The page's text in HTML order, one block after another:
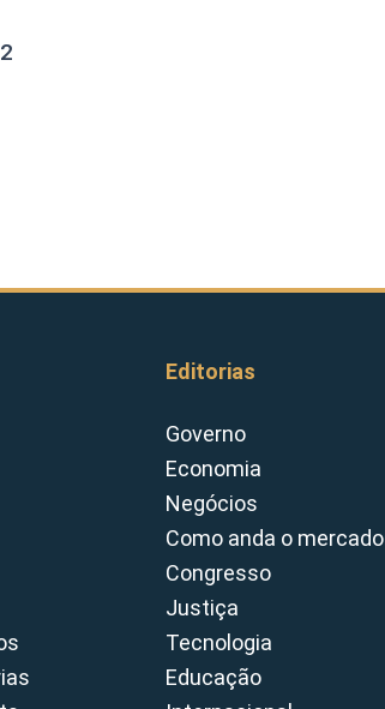
2
Editorias
Governo
Economia
Negócios
Como anda o mercado
Congresso
Justiça
Tecnologia
Educação